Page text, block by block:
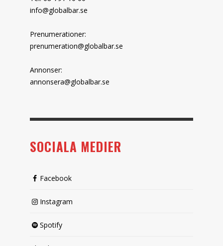
info@globalbar.se
Prenumerationer:
prenumeration@globalbar.se
Annonser:
annonsera@globalbar.se
SOCIALA MEDIER
Facebook
Instagram
Spotify